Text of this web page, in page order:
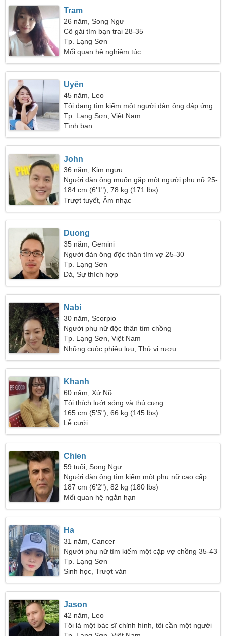
Tram
26 năm, Song Ngư
Cô gái tìm bạn trai 28-35
Tp. Lạng Sơn
Mối quan hệ nghiêm túc
Uyên
45 năm, Leo
Tôi đang tìm kiếm một người đàn ông đáp ứng
Tp. Lạng Sơn, Việt Nam
Tình bạn
John
36 năm, Kim ngưu
Người đàn ông muốn gặp một người phụ nữ 25-
32
184 cm (6'1"), 78 kg (171 lbs)
Trượt tuyết, Âm nhạc
Duong
35 năm, Gemini
Người đàn ông độc thân tìm vợ 25-30
Tp. Lạng Sơn
Đá, Sự thích hợp
Nabi
30 năm, Scorpio
Người phụ nữ độc thân tìm chồng
Tp. Lạng Sơn, Việt Nam
Những cuộc phiêu lưu, Thử vị rượu
Khanh
60 năm, Xử Nữ
Tôi thích lướt sóng và thú cưng
165 cm (5'5"), 66 kg (145 lbs)
Lễ cưới
Chien
59 tuổi, Song Ngư
Người đàn ông tìm kiếm một phụ nữ cao cấp
187 cm (6'2"), 82 kg (180 lbs)
Mối quan hệ ngắn hạn
Ha
31 năm, Cancer
Người phụ nữ tìm kiếm một cặp vợ chồng 35-43
Tp. Lạng Sơn
Sinh học, Trượt ván
Jason
42 năm, Leo
Tôi là một bác sĩ chỉnh hình, tôi cần một người